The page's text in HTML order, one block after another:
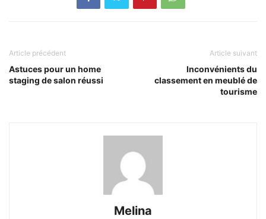
Article précédent
Astuces pour un home
staging de salon réussi
Article suivant
Inconvénients du
classement en meublé de
tourisme
Melina